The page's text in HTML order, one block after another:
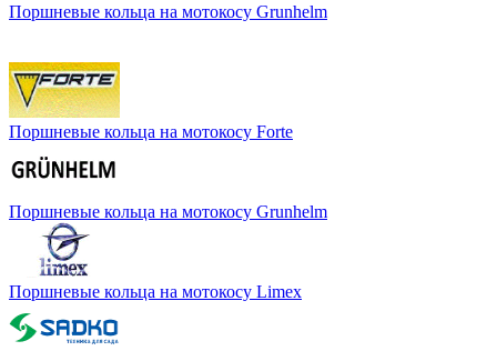
Поршневые кольца на мотокосу Grunhelm
Поршневые кольца на мотокосу Forte
Поршневые кольца на мотокосу Grunhelm
Поршневые кольца на мотокосу Limex